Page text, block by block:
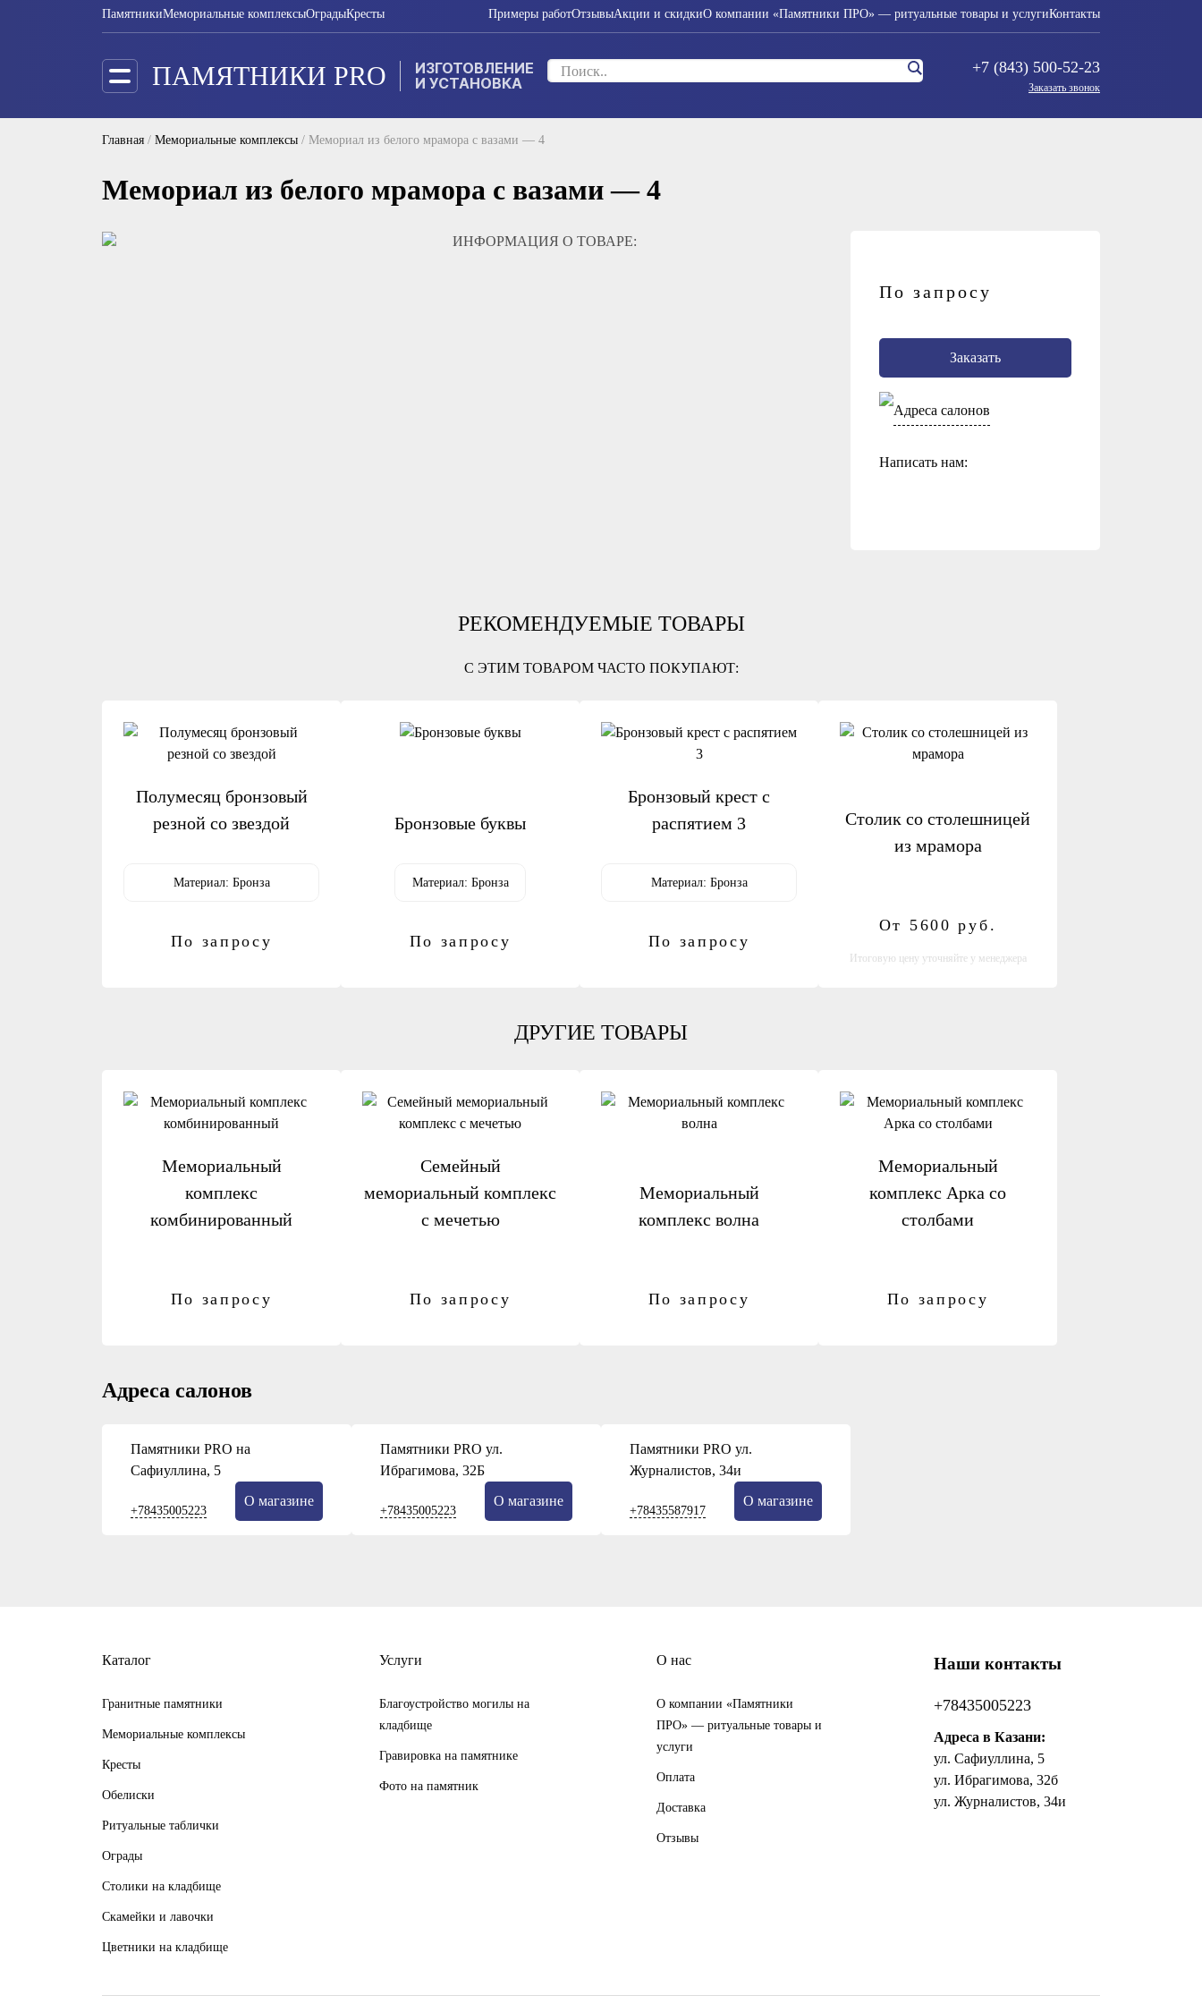
ПамятникиМемориальные комплексыОградыКресты Примеры работОтзывыАкции и скидкиО компании «Памятники ПРО» — ритуальные товары и услугиКонтакты
ПАМЯТНИКИ PRO
ИЗГОТОВЛЕНИЕ
И УСТАНОВКА
+7 (843) 500-52-23
Заказать звонок
Главная / Мемориальные комплексы / Мемориал из белого мрамора с вазами — 4
Мемориал из белого мрамора с вазами — 4
ИНФОРМАЦИЯ О ТОВАРЕ:
По запросу
Заказать
Адреса салонов
Написать нам:
РЕКОМЕНДУЕМЫЕ ТОВАРЫ
С ЭТИМ ТОВАРОМ ЧАСТО ПОКУПАЮТ:
Полумесяц бронзовый
резной со звездой
Материал: Бронза
По запросу
Бронзовые буквы
Материал: Бронза
По запросу
Бронзовый крест с
распятием 3
Материал: Бронза
По запросу
Столик со столешницей
из мрамора
От 5600 руб.
Итоговую цену уточняйте у менеджера
ДРУГИЕ ТОВАРЫ
Мемориальный
комплекс
комбинированный
По запросу
Семейный
мемориальный комплекс
с мечетью
По запросу
Мемориальный
комплекс волна
По запросу
Мемориальный
комплекс Арка со
столбами
По запросу
Адреса салонов
Памятники PRO на
Сафиуллина, 5
+78435005223
О магазине
Памятники PRO ул.
Ибрагимова, 32Б
+78435005223
О магазине
Памятники PRO ул.
Журналистов, 34и
+78435587917
О магазине
Каталог
Гранитные памятники
Мемориальные комплексы
Кресты
Обелиски
Ритуальные таблички
Ограды
Столики на кладбище
Скамейки и лавочки
Цветники на кладбище
Услуги
Благоустройство могилы на
кладбище
Гравировка на памятнике
Фото на памятник
О нас
О компании «Памятники
ПРО» — ритуальные товары и
услуги
Оплата
Доставка
Отзывы
Наши контакты
+78435005223
Адреса в Казани:
ул. Сафиуллина, 5
ул. Ибрагимова, 32б
ул. Журналистов, 34и